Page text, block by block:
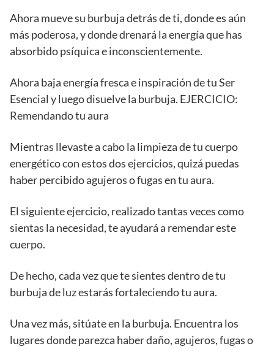
Ahora mueve su burbuja detrás de ti, donde es aún
más poderosa, y donde drenará la energía que has
absorbido psíquica e inconscientemente.
Ahora baja energía fresca e inspiración de tu Ser
Esencial y luego disuelve la burbuja. EJERCICIO:
Remendando tu aura
Mientras llevaste a cabo la limpieza de tu cuerpo
energético con estos dos ejercicios, quizá puedas
haber percibido agujeros o fugas en tu aura.
El siguiente ejercicio, realizado tantas veces como
sientas la necesidad, te ayudará a remendar este
cuerpo.
De hecho, cada vez que te sientes dentro de tu
burbuja de luz estarás fortaleciendo tu aura.
Una vez más, sitúate en la burbuja. Encuentra los
lugares donde parezca haber daño, agujeros, fugas o